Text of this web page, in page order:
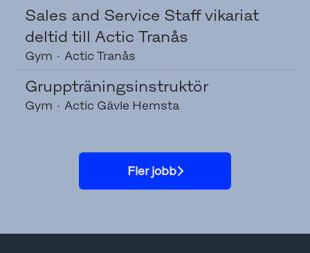
Sales and Service Staff vikariat
deltid till Actic Tranås
Gym · Actic Tranås
Gruppträningsinstruktör
Gym · Actic Gävle Hemsta
Fler jobb